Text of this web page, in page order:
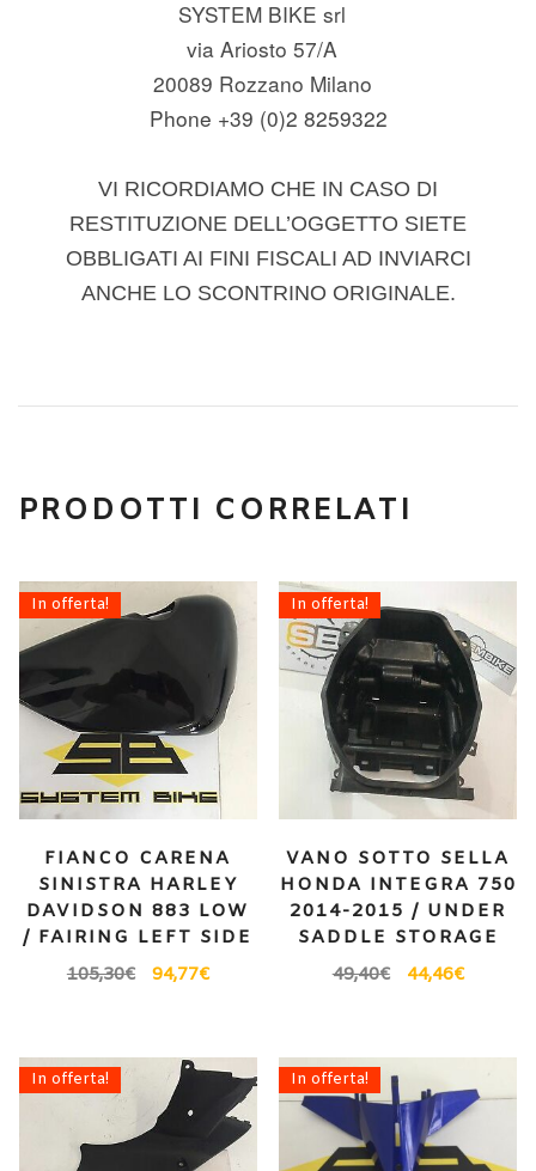
SYSTEM BIKE srl
via Ariosto 57/A
20089 Rozzano Milano
Phone +39 (0)2 8259322
VI RICORDIAMO CHE IN CASO DI
RESTITUZIONE DELL’OGGETTO SIETE
OBBLIGATI AI FINI FISCALI AD INVIARCI
ANCHE LO SCONTRINO ORIGINALE.
PRODOTTI CORRELATI
In offerta!
FIANCO CARENA
SINISTRA HARLEY
DAVIDSON 883 LOW
/ FAIRING LEFT SIDE
105,30€ 94,77€
In offerta!
VANO SOTTO SELLA
HONDA INTEGRA 750
2014-2015 / UNDER
SADDLE STORAGE
49,40€ 44,46€
In offerta! In offerta!